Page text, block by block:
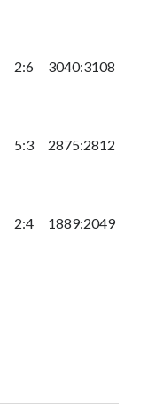
2:6 3040:3108
5:3 2875:2812
2:4 1889:2049